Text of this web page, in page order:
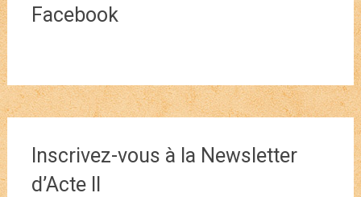
Facebook
Inscrivez-vous à la Newsletter
d’Acte II